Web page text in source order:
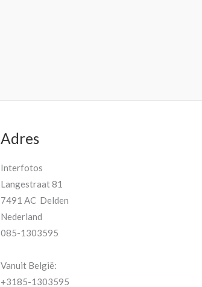
Adres
Interfotos
Langestraat 81
7491 AC Delden
Nederland
085-1303595
Vanuit België:
+3185-1303595